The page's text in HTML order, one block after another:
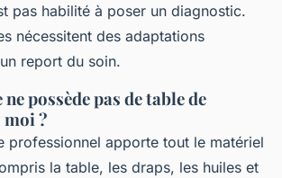
pas habilité à poser un diagnostic.
nécessitent des adaptations
report du soin.
possède pas de table de
moi ?
professionnel apporte tout le matériel
la table, les draps, les huiles et